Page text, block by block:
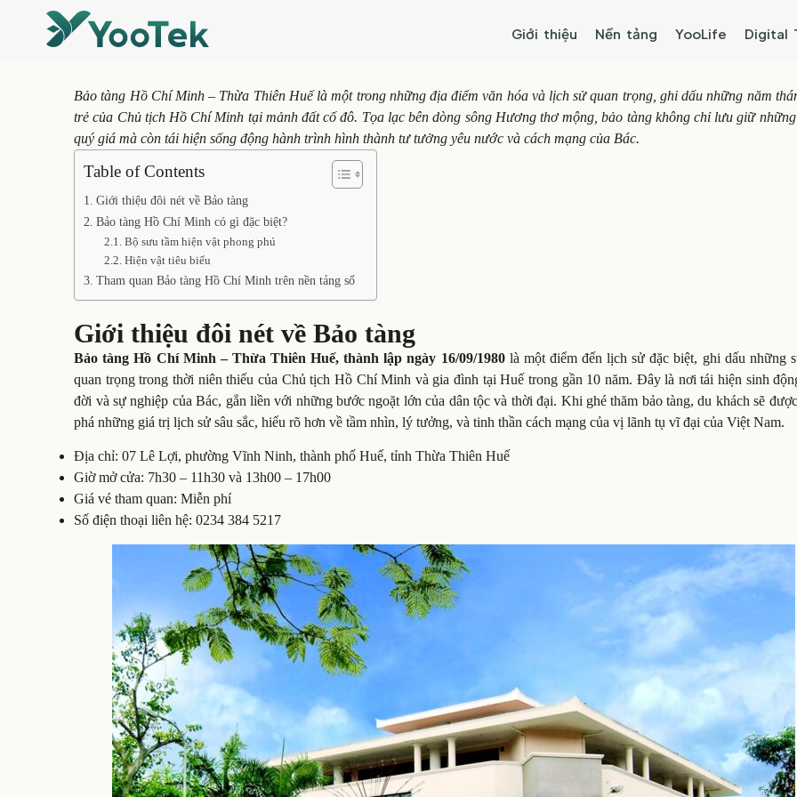
Giới thiệu Nền tảng YooLife Digital
Bảo tàng Hồ Chí Minh – Thừa Thiên Huế là một trong những địa điểm văn hóa và lịch sử quan trọng, ghi dấu những năm
trẻ của Chủ tịch Hồ Chí Minh tại mảnh đất cố đô. Tọa lạc bên dòng sông Hương thơ mộng, bảo tàng không chỉ lưu giữ
quý giá mà còn tái hiện sống động hành trình hình thành tư tưởng yêu nước và cách mạng của Bác.
Table of Contents
Giới thiệu đôi nét về Bảo tàng
Bảo tàng Hồ Chí Minh có gì đặc biệt?
Bộ sưu tầm hiện vật phong phú
Hiện vật tiêu biểu
Tham quan Bảo tàng Hồ Chí Minh trên nền tảng số
Giới thiệu đôi nét về Bảo tàng
Bảo tàng Hồ Chí Minh – Thừa Thiên Huế, thành lập ngày 16/09/1980là một điểm đến lịch sử đặc biệt, ghi dấu những
quan trọng trong thời niên thiếu của Chủ tịch Hồ Chí Minh và gia đình tại Huế trong gần 10 năm. Đây là nơi tái hiện sinh
đời và sự nghiệp của Bác, gắn liền với những bước ngoặt lớn của dân tộc và thời đại. Khi ghé thăm bảo tàng, du khách sẽ
phá những giá trị lịch sử sâu sắc, hiểu rõ hơn về tầm nhìn, lý tưởng, và tinh thần cách mạng của vị lãnh tụ vĩ đại của Việt Nam.
Địa chỉ: 07 Lê Lợi, phường Vĩnh Ninh, thành phố Huế, tỉnh Thừa Thiên Huế
Giờ mở cửa: 7h30 – 11h30 và 13h00 – 17h00
Giá vé tham quan: Miễn phí
Số điện thoại liên hệ: 0234 384 5217